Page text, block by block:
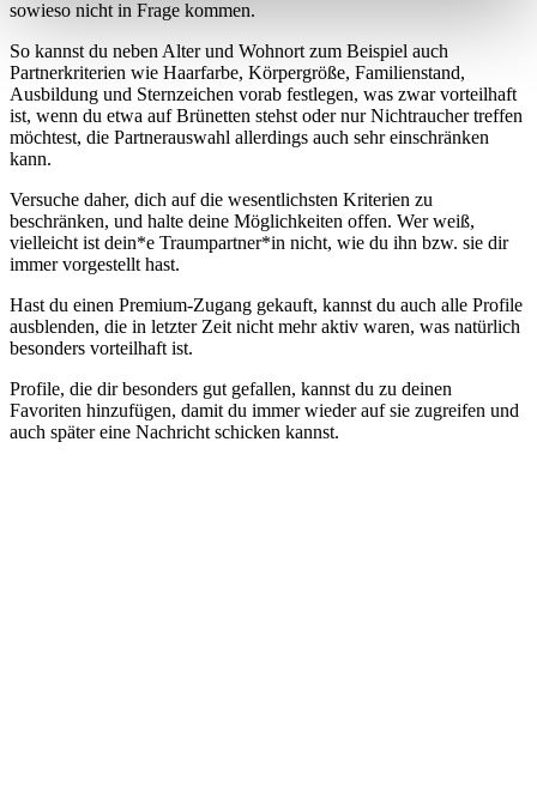
sowieso nicht in Frage kommen.
So kannst du neben Alter und Wohnort zum Beispiel auch
Partnerkriterien wie Haarfarbe, Körpergröße, Familienstand,
Ausbildung und Sternzeichen vorab festlegen, was zwar vorteilhaft
ist, wenn du etwa auf Brünetten stehst oder nur Nichtraucher treffen
möchtest, die Partnerauswahl allerdings auch sehr einschränken
kann.
Versuche daher, dich auf die wesentlichsten Kriterien zu
beschränken, und halte deine Möglichkeiten offen. Wer weiß,
vielleicht ist dein*e Traumpartner*in nicht, wie du ihn bzw. sie dir
immer vorgestellt hast.
Hast du einen Premium-Zugang gekauft, kannst du auch alle Profile
ausblenden, die in letzter Zeit nicht mehr aktiv waren, was natürlich
besonders vorteilhaft ist.
Profile, die dir besonders gut gefallen, kannst du zu deinen
Favoriten hinzufügen, damit du immer wieder auf sie zugreifen und
auch später eine Nachricht schicken kannst.